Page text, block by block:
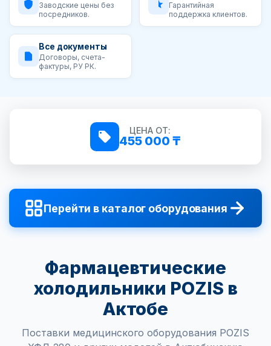
Заводские цены без
посредников.
Гарантийная
поддержка клиентов.
Все документы
Договоры, счета-
фактуры, РУ РК.
ЦЕНА ОТ:
455 000 ₸
Перейти в каталог оборудования
Фармацевтические
холодильники POZIS в
Актобе
Поставки медицинского оборудования POZIS